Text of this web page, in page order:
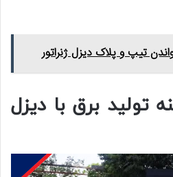
تیپ و پلاک دیزل ژنراتور
تولید برق با دیزل